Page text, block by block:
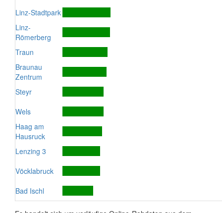
Linz-Stadtpark
Linz-
Römerberg
Traun
Braunau
Zentrum
Steyr
Wels
Haag am
Hausruck
Lenzing 3
Vöcklabruck
Bad Ischl